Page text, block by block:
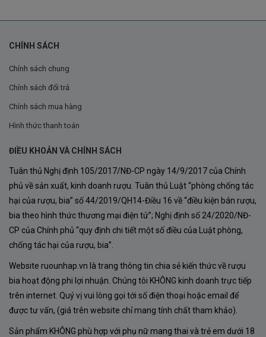
mà còn vì đây là một dấu ấn của văn hóa và lịch sử làm
rượu vang của Ý. Mỗi giọt vang Rocca Amarone chứa
đựng tâm huyết và kỹ thuật của những người làm rượu,
mang đến cho bạn trải nghiệm không chỉ là thưởng thức
rượu vang mà còn là khám phá truyền thống.
Kết Luận
Rượu Vang Rocca Amarone della Valpolicella DOCG
Classico không chỉ là một lựa chọn vang thượng hạng
mà còn là một tuyệt phẩm nghệ thuật đến từ vùng
CHÍNH SÁCH
Chính sách chung
Chính sách đổi trả
Chính sách mua hàng
Hình thức thanh toán
ĐIỀU KHOẢN VÀ CHÍNH SÁCH
Tuân thủ Nghị định 105/2017/NĐ-CP ngày 14/9/2017 của Chính
phủ về sản xuất, kinh doanh rượu. Tuân thủ Luật “phòng chống tác
hại của rượu, bia” số 44/2019/QH14-Điều 16 về “điều kiện bán rượu,
bia theo hình thức thương mại điện tử”; Nghị định số 24/2020/NĐ-
CP của Chính phủ “quy định chi tiết một số điều của Luật phòng,
chống tác hại của rượu, bia”.
Website ruounhap.vn là trang thông tin chia sẻ kiến thức về rượu
bia hoạt động phi lợi nhuận. Chúng tôi KHÔNG kinh doanh trực tiếp
trên internet. Quý vị vui lòng gọi tới số điện thoại hoặc email để
được tư vấn, (giá trên website chỉ mang tính chất tham khảo).
Sản phẩm KHÔNG phù hợp với phụ nữ mang thai và trẻ em dưới 18